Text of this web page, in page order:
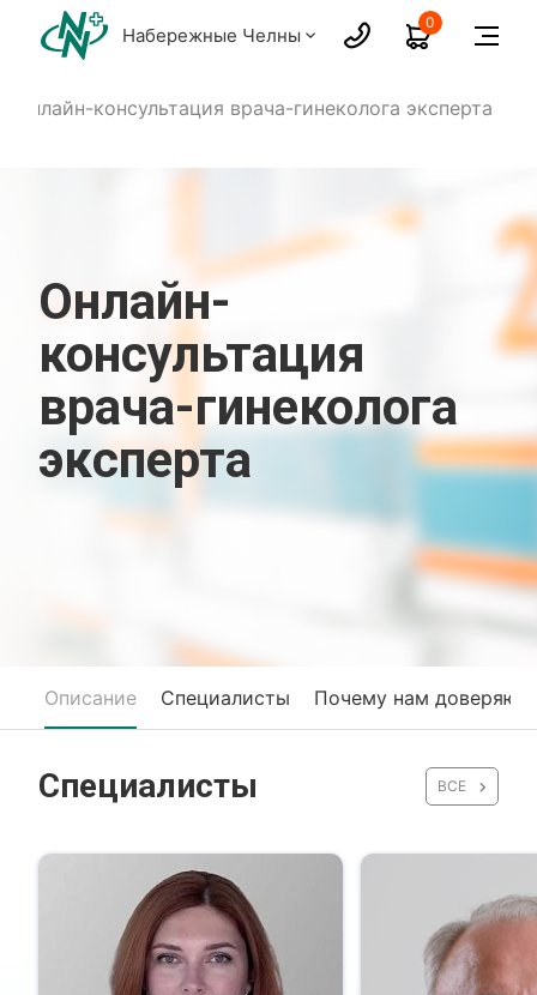
Набережные Челны
0
Онлайн-консультация врача-гинеколога эксперта
Онлайн-
консультация
врача-гинеколога
эксперта
Описание Специалисты Почему нам доверяют
Специалисты ВСЕ